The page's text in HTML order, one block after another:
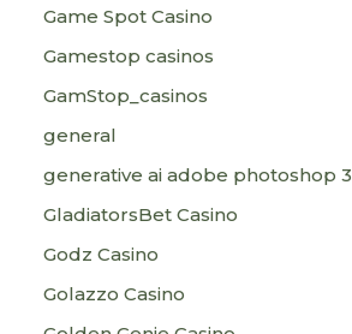
Game Spot Casino
Gamestop casinos
GamStop_casinos
general
generative ai adobe photoshop 3
GladiatorsBet Casino
Godz Casino
Golazzo Casino